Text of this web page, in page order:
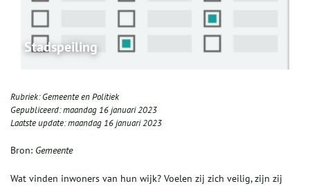
Stadspeiling
Rubriek:Gemeente en Politiek
Gepubliceerd:maandag 16 januari 2023
Laatste update:maandag 16 januari 2023
Bron: Gemeente
Wat vinden inwoners van hun wijk? Voelen zij zich veilig, zijn zij